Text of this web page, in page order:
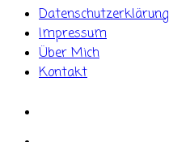
Datenschutzerklärung
Impressum
Über Mich
Kontakt